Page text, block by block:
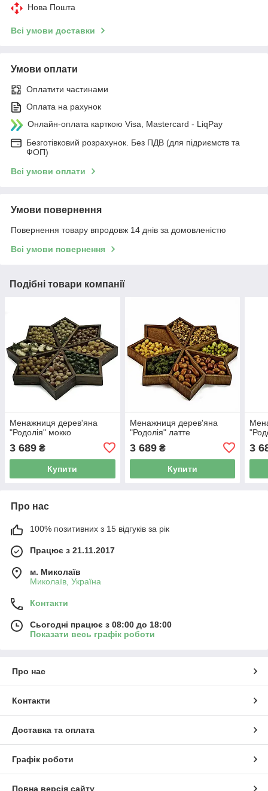
Нова Пошта
Всі умови доставки
Умови оплати
Оплатити частинами
Оплата на рахунок
Онлайн-оплата карткою Visa, Mastercard - LiqPay
Безготівковий розрахунок. Без ПДВ (для підриємств та
ФОП)
Всі умови оплати
Умови повернення
Повернення товару впродовж 14 днів за домовленістю
Всі умови повернення
Подібні товари компанії
Менажниця дерев'яна
"Родолія" мокко
3 689 ₴
Купити
Менажниця дерев'яна
"Родолія" латте
3 689₴
Купити
3
Про нас
100% позитивних з 15 відгуків за рік
Працює з 21.11.2017
м. Миколаїв
Миколаїв, Україна
Контакти
Сьогодні працює з 08:00 до 18:00
Показати весь графік роботи
Про нас
Контакти
Доставка та оплата
Графік роботи
Повна версія сайту